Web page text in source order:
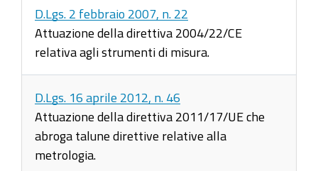
D.Lgs. 2 febbraio 2007, n. 22
Attuazione della direttiva 2004/22/CE
relativa agli strumenti di misura.
D.Lgs. 16 aprile 2012, n. 46
Attuazione della direttiva 2011/17/UE che
abroga talune direttive relative alla
metrologia.